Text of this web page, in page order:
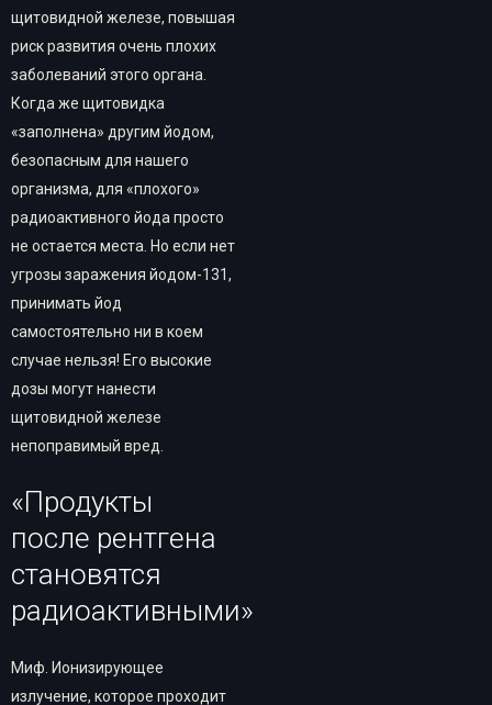
щитовидной железе, повышая
риск развития очень плохих
заболеваний этого органа.
Когда же щитовидка
«заполнена» другим йодом,
безопасным для нашего
организма, для «плохого»
радиоактивного йода просто
не остается места. Но если нет
угрозы заражения йодом-131,
принимать йод
самостоятельно ни в коем
случае нельзя! Его высокие
дозы могут нанести
щитовидной железе
непоправимый вред.
«Продукты
после рентгена
становятся
радиоактивными»
Миф. Ионизирующее
излучение, которое проходит